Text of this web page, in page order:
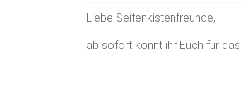
Liebe Seifenkistenfreunde,
ab sofort könnt ihr Euch für das